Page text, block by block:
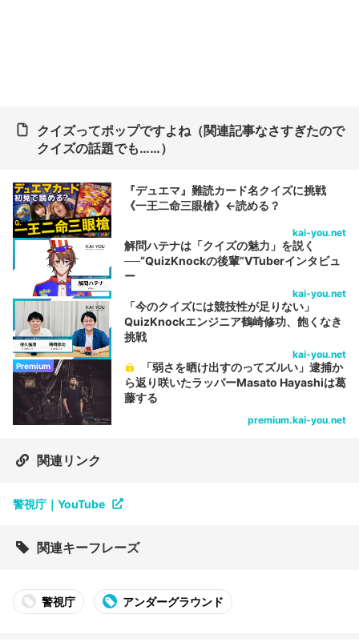
クイズってポップですよね（関連記事なさすぎたので
クイズの話題でも……）
『デュエマ』難読カード名クイズに挑戦
《一王二命三眼槍》←読める？
kai-you.net
解問ハテナは「クイズの魅力」を説く
──“QuizKnockの後輩”VTuberインタビュ
ー
kai-you.net
「今のクイズには競技性が足りない」
QuizKnockエンジニア鶴崎修功、飽くなき
挑戦
kai-you.net
Premium
「弱さを晒け出すのってズルい」逮捕か
ら返り咲いたラッパーMasato Hayashiは葛
藤する
premium.kai-you.net
関連リンク
警視庁｜YouTube
関連キーフレーズ
警視庁 アンダーグラウンド